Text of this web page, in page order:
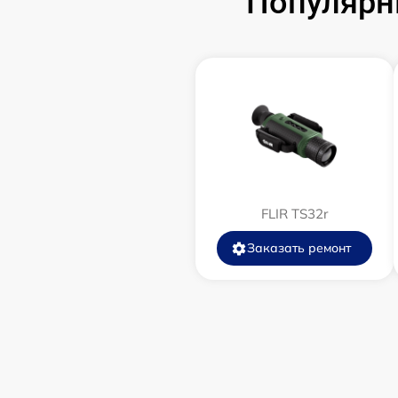
Замена дисплея (экрана)
Прошивка (Обновление ПО)
Восстановление после попадания влаги
FLIR TS32r
Заказать ремонт